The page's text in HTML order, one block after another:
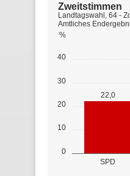
0
10
20
30
40
%
SPD
22,0
Zweitstimmen
Landtagswahl, 64 -
Amtliches